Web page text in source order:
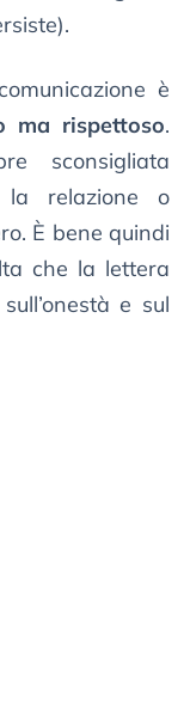
è
ma rispettoso.
sconsigliata
la relazione o
È bene quindi
che la lettera
e sul